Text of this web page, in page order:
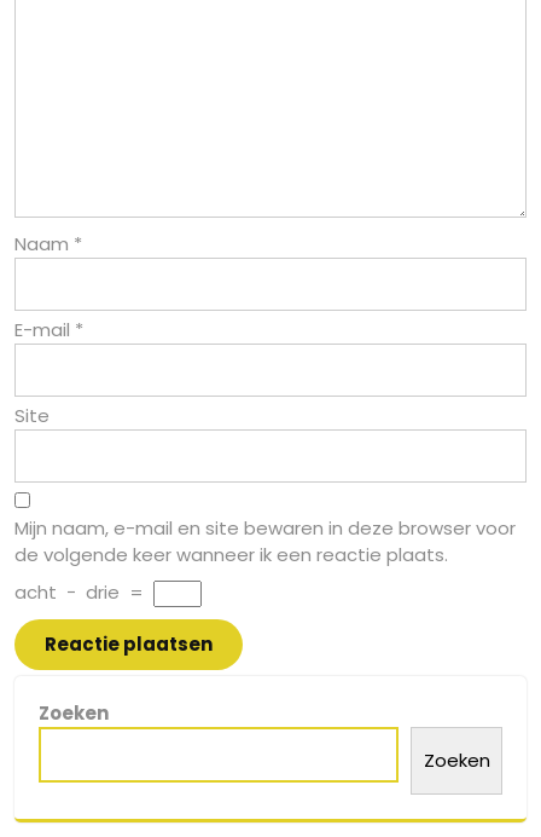
Naam *
E-mail *
Site
Mijn naam, e-mail en site bewaren in deze browser voor
de volgende keer wanneer ik een reactie plaats.
acht − drie =
Zoeken
Zoeken